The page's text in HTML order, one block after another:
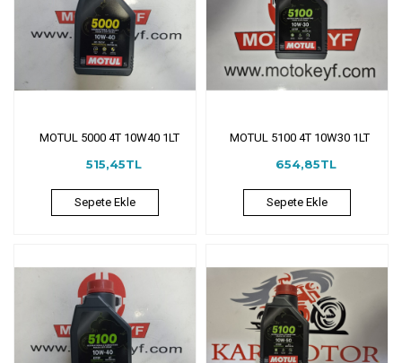
MOTUL 5000 4T 10W40 1LT
515,45TL
Sepete Ekle
MOTUL 5100 4T 10W30 1LT
654,85TL
Sepete Ekle